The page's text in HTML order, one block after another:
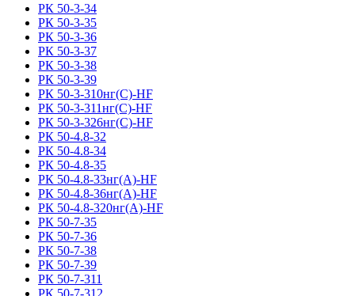
РК 50-3-34
РК 50-3-35
РК 50-3-36
РК 50-3-37
РК 50-3-38
РК 50-3-39
РК 50-3-310нг(С)-HF
РК 50-3-311нг(С)-HF
РК 50-3-326нг(С)-HF
РК 50-4.8-32
РК 50-4.8-34
РК 50-4.8-35
РК 50-4.8-33нг(A)-HF
РК 50-4.8-36нг(A)-HF
РК 50-4.8-320нг(A)-HF
РК 50-7-35
РК 50-7-36
РК 50-7-38
РК 50-7-39
РК 50-7-311
РК 50-7-312